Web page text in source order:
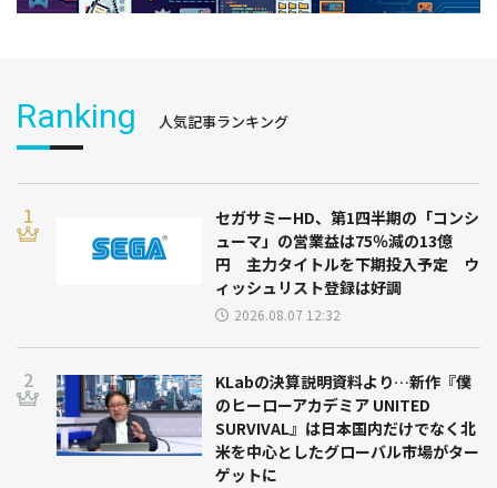
Ranking 人気記事ランキング
セガサミーHD、第1四半期の「コンシ
ューマ」の営業益は75％減の13億
円 主力タイトルを下期投入予定 ウ
ィッシュリスト登録は好調
2026.08.07 12:32
KLabの決算説明資料より…新作『僕
のヒーローアカデミア UNITED
SURVIVAL』は日本国内だけでなく北
米を中心としたグローバル市場がター
ゲットに